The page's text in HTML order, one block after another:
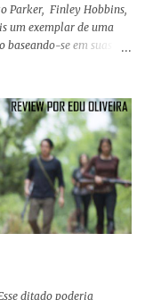
Parker, Finley Hobbins,
um exemplar de uma
se em suas
reinventada de forma
Não há animais
e infantil é deixado
a animação original
original em termos
das crianças, Holt
da guerra e se depara
ditado poderia